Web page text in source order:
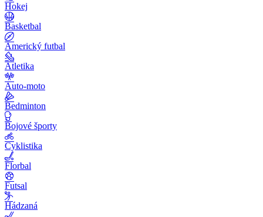
Hokej
Basketbal
Americký futbal
Atletika
Auto-moto
Bedminton
Bojové športy
Cyklistika
Florbal
Futsal
Hádzaná